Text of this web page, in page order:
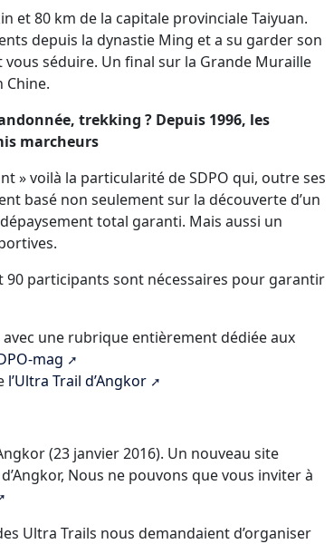
et 80 km de la capitale provinciale Taiyuan.
depuis la dynastie Ming et a su garder son
séduire. Un final sur la Grande Muraille
Chine.
trekking ? Depuis 1996, les
marcheurs
» voilà la particularité de SDPO qui, outre ses
basé non seulement sur la découverte d’un
total garanti. Mais aussi un
participants sont nécessaires pour garantir
avec une rubrique entièrement dédiée aux
mag
l’Ultra Trail d’Angkor
(23 janvier 2016). Un nouveau site
Nous ne pouvons que vous inviter à
Ultra Trails nous demandaient d’organiser